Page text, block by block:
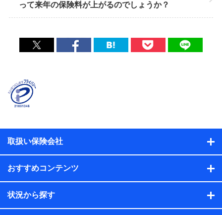
って来年の保険料が上がるのでしょうか？
取扱い保険会社
おすすめコンテンツ
状況から探す